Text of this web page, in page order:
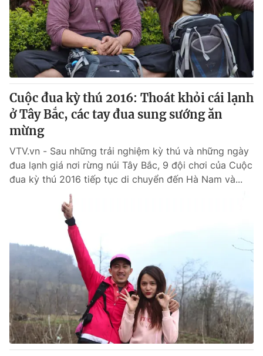
® Cấm sao chép dưới mọi hình thức nếu không có sự chấp
thông tin từ website này.
Cuộc đua kỳ thú 2016: Thoát khỏi cái lạnh
ở Tây Bắc, các tay đua sung sướng ăn
mừng
VTV.vn - Sau những trải nghiệm kỳ thú và những ngày
đua lạnh giá nơi rừng núi Tây Bắc, 9 đội chơi của Cuộc
đua kỳ thú 2016 tiếp tục di chuyển đến Hà Nam và...